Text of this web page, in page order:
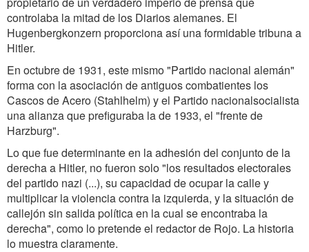
controlaba la mitad de los Diarios alemanes. El
Hugenbergkonzern proporciona así una formidable tribuna a
Hitler.
En octubre de 1931, este mismo "Partido nacional alemán"
forma con la asociación de antiguos combatientes los
Cascos de Acero (Stahlhelm) y el Partido nacionalsocialista
una alianza que prefiguraba la de 1933, el "frente de
Harzburg".
Lo que fue determinante en la adhesión del conjunto de la
derecha a Hitler, no fueron solo "los resultados electorales
del partido nazi (...), su capacidad de ocupar la calle y
multiplicar la violencia contra la izquierda, y la situación de
callejón sin salida política en la cual se encontraba la
derecha", como lo pretende el redactor de Rojo. La historia
lo muestra claramente.